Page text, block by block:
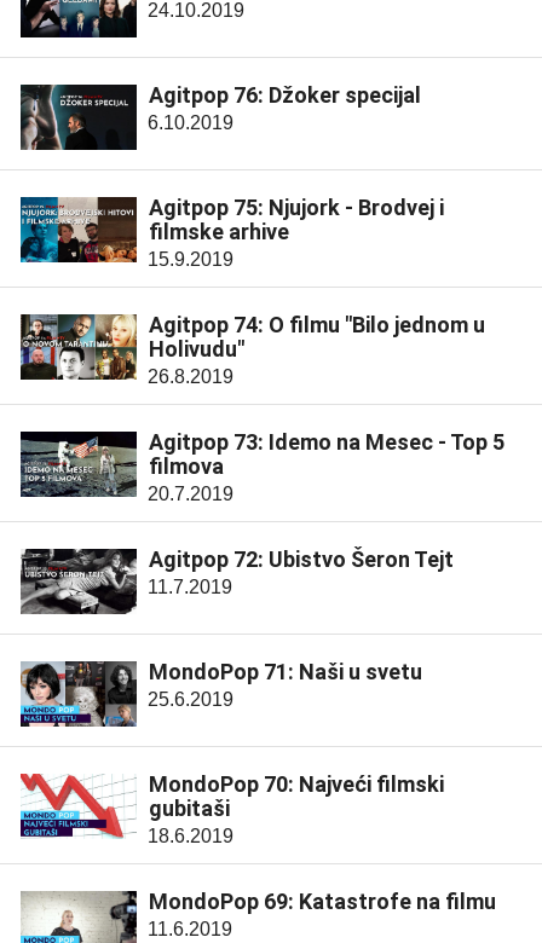
24.10.2019
Agitpop 76: Džoker specijal
6.10.2019
Agitpop 75: Njujork - Brodvej i
filmske arhive
15.9.2019
Agitpop 74: O filmu "Bilo jednom u
Holivudu"
26.8.2019
Agitpop 73: Idemo na Mesec - Top 5
filmova
20.7.2019
Agitpop 72: Ubistvo Šeron Tejt
11.7.2019
MondoPop 71: Naši u svetu
25.6.2019
MondoPop 70: Najveći filmski
gubitaši
18.6.2019
MondoPop 69: Katastrofe na filmu
11.6.2019